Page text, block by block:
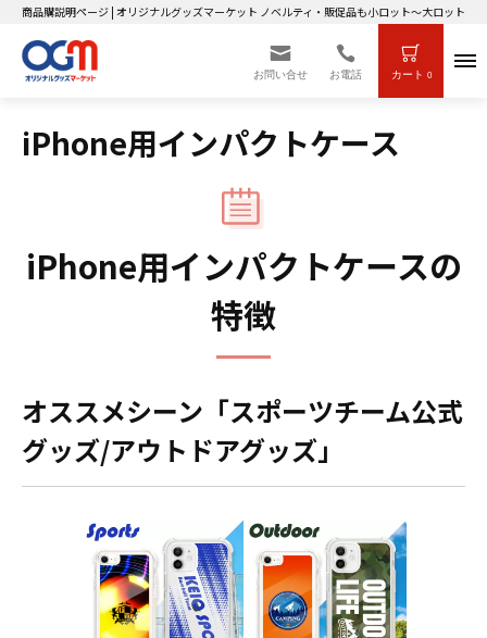
商品購説明ページ | オリジナルグッズマーケット ノベルティ・販促品も小ロット～大ロットま
お問い合せ お電話 カート 0
iPhone用インパクトケース
iPhone用インパクトケースの
特徴
オススメシーン「スポーツチーム公式
グッズ/アウトドアグッズ」